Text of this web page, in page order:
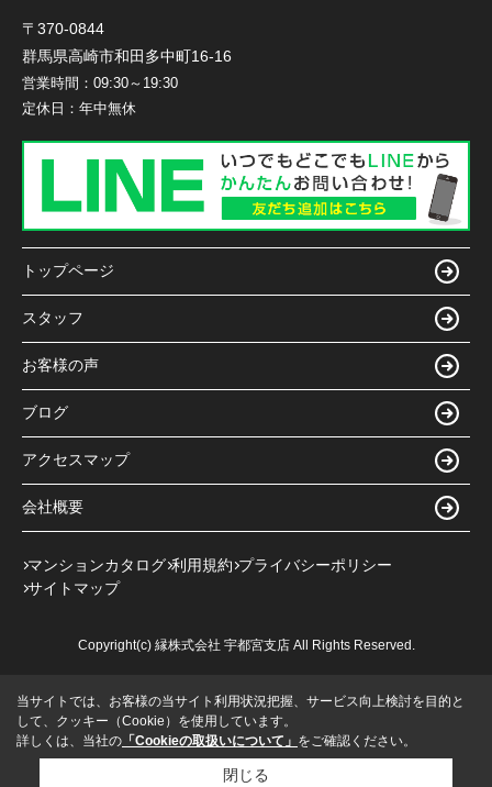
〒370-0844
群馬県高崎市和田多中町16-16
営業時間： 09:30～19:30
定休日： 年中無休
トップページ
スタッフ
お客様の声
ブログ
アクセスマップ
会社概要
マンションカタログ 利用規約 プライバシーポリシー
サイトマップ
Copyright(c) 縁株式会社 宇都宮支店 All Rights Reserved.
当サイトでは、お客様の当サイト利用状況把握、サービス向上検討を目的と
して、クッキー（Cookie）を使用しています。
詳しくは、当社の 「Cookieの取扱いについて」 をご確認ください。
閉じる